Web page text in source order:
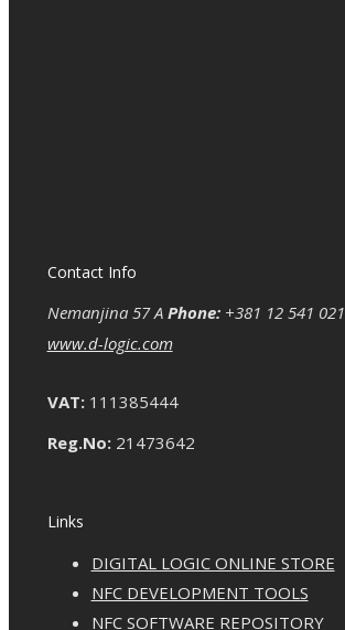
Contact Info
Nemanjina 57 A Phone:+381 12 541 021
www.d-logic.com
VAT:111385444
Reg.No:21473642
Links
DIGITAL LOGIC ONLINE STORE
NFC DEVELOPMENT TOOLS
NFC SOFTWARE REPOSITORY